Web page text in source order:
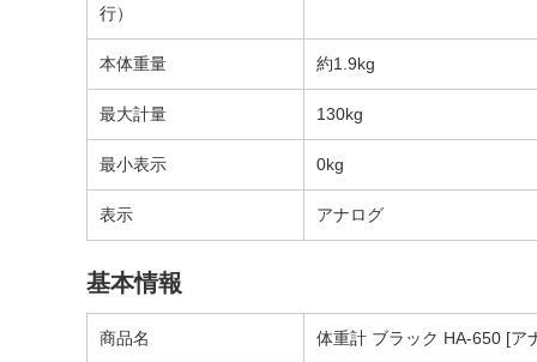
行）
本体重量 約1.9kg
最大計量 130kg
最小表示 0kg
表示 アナログ
基本情報
商品名 体重計 ブラック HA-650 [ア